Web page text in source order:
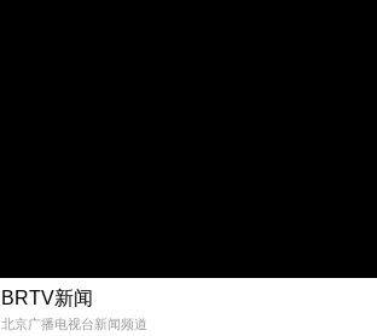
BRTV新闻
北京广播电视台新闻频道